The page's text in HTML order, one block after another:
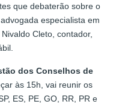
que debaterão sobre o
especialista em
Cleto, contador,
dos Conselhos de
às 15h, vai reunir os
ES, PE, GO, RR, PR e